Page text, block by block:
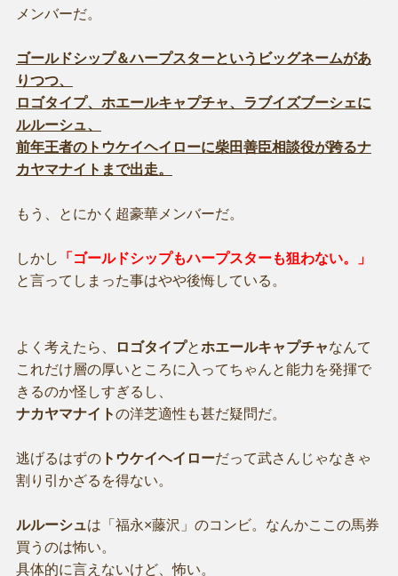
メンバーだ。
ゴールドシップ＆ハープスターというビッグネームがあ
りつつ、
ロゴタイプ、ホエールキャプチャ、ラブイズブーシェに
ルルーシュ、
前年王者のトウケイヘイローに柴田善臣相談役が跨るナ
カヤマナイトまで出走。
もう、とにかく超豪華メンバーだ。
しかし
「ゴールドシップもハープスターも狙わない。」
と言ってしまった事はやや後悔している。
よく考えたら、 ロゴタイプとホエールキャプチャなんて
これだけ層の厚いところに入ってちゃんと能力を発揮で
きるのか怪しすぎるし、
ナカヤマナイトの洋芝適性も甚だ疑問だ。
逃げるはずのトウケイヘイローだって武さんじゃなきゃ
割り引かざるを得ない。
ルルーシュは「福永×藤沢」のコンビ。なんかここの馬券
買うのは怖い。
具体的に言えないけど、怖い。